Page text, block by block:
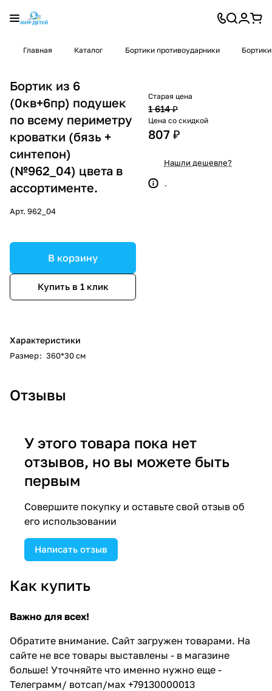
Главная Каталог Бортики противоударники
Бортик из 6
(0кв+6пр) подушек
по всему периметру
кроватки (бязь +
синтепон)
(№962_04) цвета в
ассортименте.
Арт. 962_04
В корзину
Купить в 1 клик
Характеристики
Размер: 360*30 см
Старая цена
1 614 ₽
Цена со скидкой
807 ₽
Нашли дешевле?
.
Отзывы
У этого товара пока нет
отзывов, но вы можете быть
первым
Совершите покупку и оставьте свой отзыв об
его использовании
Написать отзыв
Как купить
Важно для всех!
Обратите внимание. Сайт загружен товарами. На
сайте не все товары выставлены - в магазине
больше! Уточняйте что именно нужно еще -
Телеграмм/ вотсап/мах +79130000013